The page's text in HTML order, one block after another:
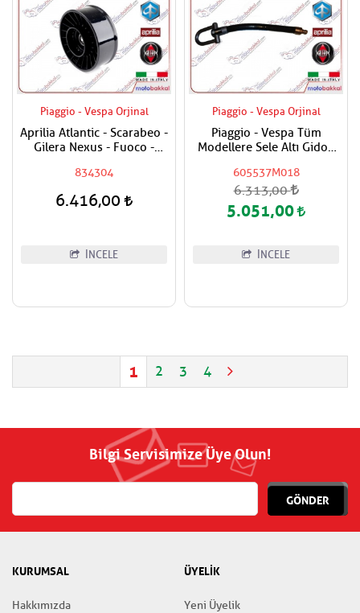
Piaggio - Vespa Orjinal
Aprilia Atlantic - Scarabeo -
Gilera Nexus - Fuoco -
X8 - XEVO 400 - 500
Varyatör Kayış Rulmanı
834304
6.416,00
İNCELE
Piaggio - Vespa Orjinal
Piaggio - Vespa Tüm
Modellere Sele Altı Gidon
605537M018
6.313,00
5.051,00
İNCELE
1 2 3 4
Bilgi Servisimize Üye Olun!
GÖNDER
KURUMSAL
Hakkımızda
ÜYELİK
Yeni Üyelik